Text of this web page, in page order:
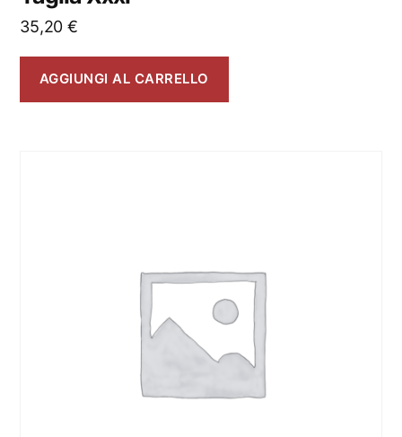
35,20 €
AGGIUNGI AL CARRELLO